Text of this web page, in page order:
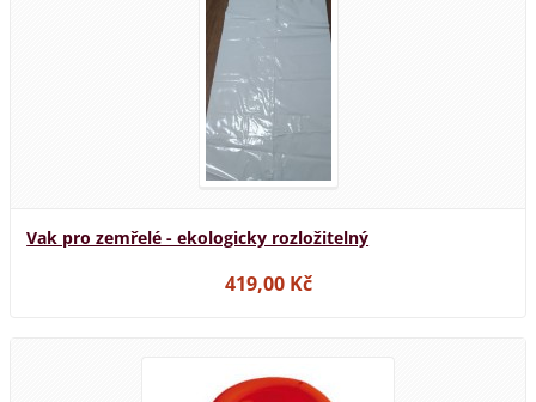
Vak pro zemřelé - ekologicky rozložitelný
419,00 Kč